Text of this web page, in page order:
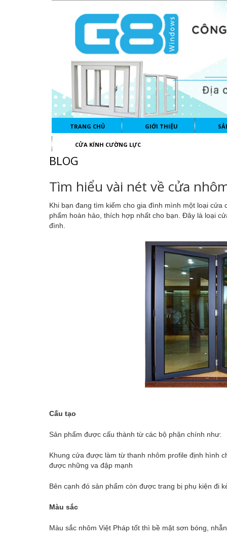
TRANG CHỦ GIỚI THIỆU
CỬA KÍNH CƯỜNG LỰC
BLOG
Tìm hiểu vài nét về cửa
Khi bạn đang tìm kiếm cho gia đình mình một loại
phẩm hoàn hảo, thích hợp nhất cho bạn. Đây là loại
đình.
Cấu tạo
Sản phẩm được cấu thành từ các bộ phận chính như:
Khung cửa được làm từ thanh nhôm profile định hình
được những va đập mạnh
Bên cạnh đó sản phẩm còn được trang bị phụ kiện đi
Màu sắc
Màu sắc nhôm Việt Pháp tốt thì bề mặt sơn bóng,